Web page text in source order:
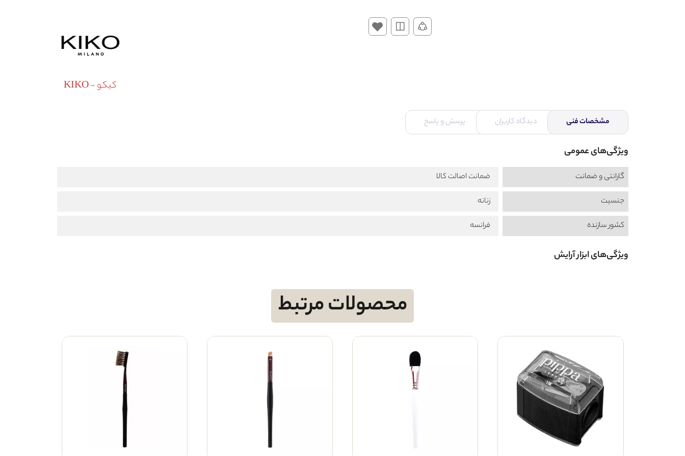
کیکو - KIKO
مشخصات فنی دیدگاه کاربران پرسش و پاسخ
ویژگی‌های عمومی
گارانتی و ضمانت
ضمانت اصالت کالا
جنسیت
زنانه
کشور سازنده
فرانسه
ویژگی‌های ابزار آرایش
محصولات مرتبط